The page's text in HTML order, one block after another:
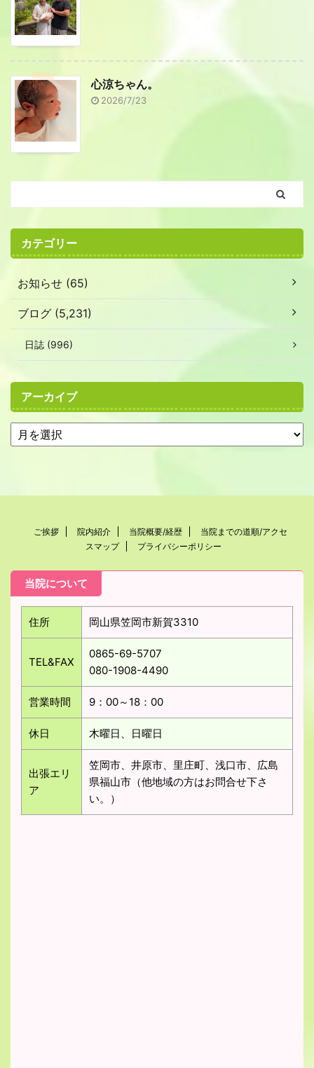
心涼ちゃん。
2026/7/23
カテゴリー
お知らせ (65)
ブログ (5,231)
日誌 (996)
アーカイブ
ご挨拶 院内紹介 当院概要/経歴
当院までの道順/アクセ
スマップ
プライバシーポリシー
当院について
住所 岡山県笠岡市新賀3310
TEL&FAX
0865-69-5707
080-1908-4490
営業時間 9：00～18：00
休日 木曜日、日曜日
出張エリ
ア
笠岡市、井原市、里庄町、浅口市、広島
県福山市（他地域の方はお問合せ下さ
い。）